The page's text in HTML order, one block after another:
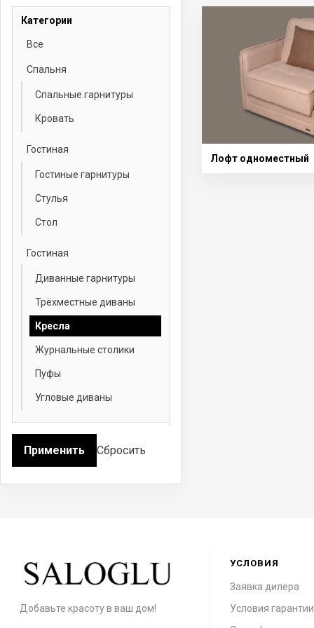
Категории
Все
Спальня
Спальные гарнитуры
Кровать
Гостиная
Гостиные гарнитуры
Стулья
Стол
Гостиная
Диванные гарнитуры
Трёхместные диваны
Кресла
Журнальные столики
Пуфы
Угловые диваны
Применить Сбросить
Лофт одноместный
Добавьте красоту в ваш дом!
УСЛОВИЯ
Заявка дилера
Условия гарантии